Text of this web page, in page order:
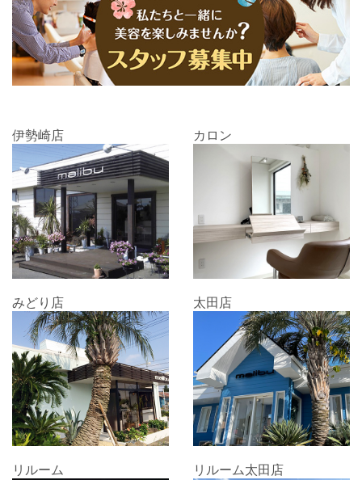
伊勢崎店 カロン
みどり店 太田店
リルーム リルーム太田店